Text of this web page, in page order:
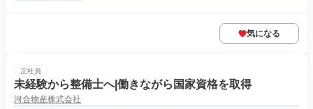
気になる
正社員
未経験から整備士へ|働きながら国家資格を取得
河合物産株式会社